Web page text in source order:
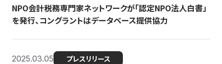
NPO会計税務専門家ネットワークが「認定NPO法人白書」
を発行、コングラントはデータベース提供協力
2025.03.05 プレスリリース